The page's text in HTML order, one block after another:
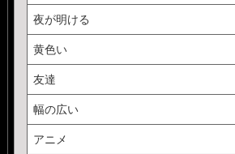
夜が明ける
黄色い
友達
幅の広い
アニメ